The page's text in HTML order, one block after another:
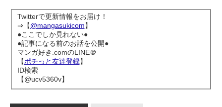
Twitterで更新情報をお届け！
⇒【@mangasukicom】
●ここでしか見れない●
●記事になる前のお話を公開●
マンガ好き.comのLINE＠
【ポチっと友達登録】
ID検索
【@ucv5360v】